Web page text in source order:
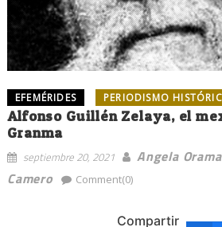
EFEMÉRIDES PERIODISMO
Alfonso Guillén Zelaya, el
Granma
septiembre 20, 2021
Angela
Camero
Comment(0)
Compartir